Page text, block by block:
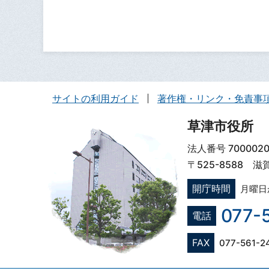
サイトの利用ガイド 著作権・リンク・免責事
草津市役所
法人番号
〒525-8588 滋賀
開庁時間
月曜
電話 077-
FAX 077-561-